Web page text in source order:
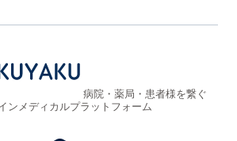
病院・薬局・患者様を繋ぐ
ンメディカルプラットフォーム